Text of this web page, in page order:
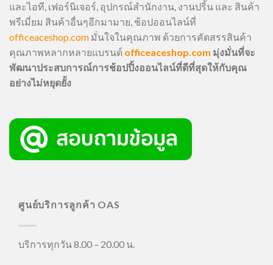
และไอที, เฟอร์นิเจอร์, อุปกรณ์สำนักงาน, งานปริ้น และ สินค้า
พรีเมี่ยม สินค้าอื่นๆอีกมามาย, ช้อปออนไลน์ที่
officeaceshop.com มั่นใจในคุณภาพ ด้วยการคัดสรรสินค้า
คุณภาพหลากหลายแบรนด์ officeaceshop.com มุ่งมั่นที่จะ
พัฒนาประสบการณ์การช้อปปิ้งออนไลน์ที่ดีที่สุดให้กับคุณ
อย่างไม่หยุดยั้ง
ศูนย์บริการลูกค้า OAS
บริการทุกวัน 8.00 – 20.00 น.